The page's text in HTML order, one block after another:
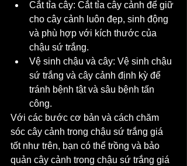
Cắt tỉa cây: Cắt tỉa cây cảnh để giữ
cho cây cảnh luôn đẹp, sinh động
và phù hợp với kích thước của
chậu sứ trắng.
Vệ sinh chậu và cây: Vệ sinh chậu
sứ trắng và cây cảnh định kỳ để
tránh bệnh tật và sâu bệnh tấn
công.
Với các bước cơ bản và cách chăm
sóc cây cảnh trong chậu sứ trắng giá
tốt như trên, bạn có thể trồng và bảo
quản cây cảnh trong chậu sứ trắng giá